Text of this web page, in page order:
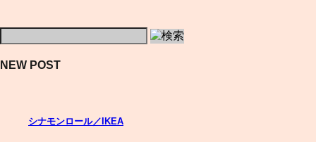
NEW POST
シナモンロール／IKEA